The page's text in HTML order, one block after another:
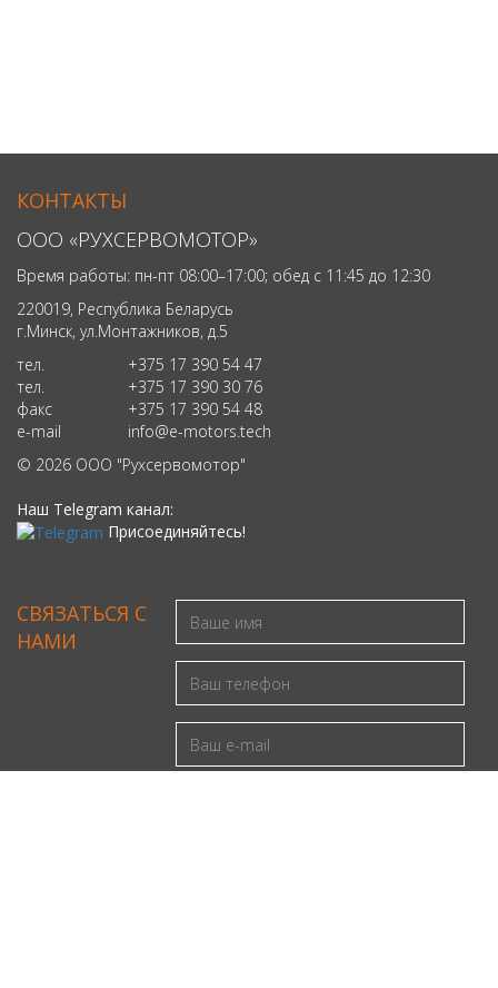
КОНТАКТЫ
ООО «РУХСЕРВОМОТОР»
Время работы: пн-пт 08:00–17:00; обед с 11:45 до 12:30
220019, Республика Беларусь
г.Минск, ул.Монтажников, д.5
тел.
+375 17 390 54 47
тел.
+375 17 390 30 76
факc
+375 17 390 54 48
e-mail
info@e-motors.tech
© 2026 ООО "Рухсервомотор"
Наш Telegram канал:
Присоединяйтесь!
СВЯЗАТЬСЯ С
НАМИ